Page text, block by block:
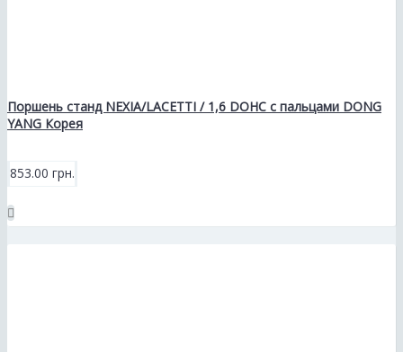
Поршень станд NEXIA/LACETTI / 1,6 DOHC с пальцами DONG
YANG Корея
853.00 грн.